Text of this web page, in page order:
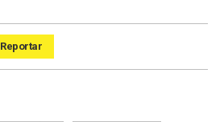
Reportar